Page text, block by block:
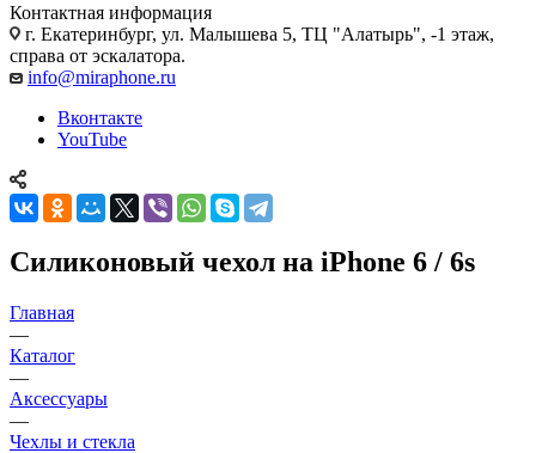
Контактная информация
г. Екатеринбург, ул. Малышева 5, ТЦ "Алатырь", -1 этаж,
справа от эскалатора.
info@miraphone.ru
Вконтакте
YouTube
Силиконовый чехол на iPhone 6 / 6s
Главная
—
Каталог
—
Аксессуары
—
Чехлы и стекла